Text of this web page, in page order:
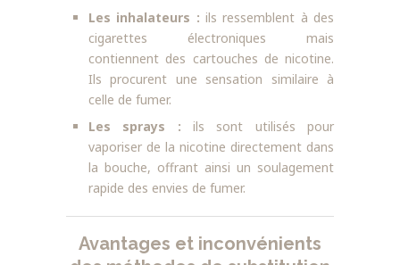
Les inhalateurs : ils ressemblent à des
cigarettes électroniques mais
contiennent des cartouches de nicotine.
Ils procurent une sensation similaire à
celle de fumer.
Les sprays : ils sont utilisés pour
vaporiser de la nicotine directement dans
la bouche, offrant ainsi un soulagement
rapide des envies de fumer.
Avantages et inconvénients